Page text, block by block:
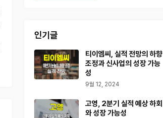
인기글
티이엠씨, 실적 전망의 하향
조정과 신사업의 성장 가능
성
9월 12, 2024
고영, 2분기 실적 예상 하회
와 성장 가능성